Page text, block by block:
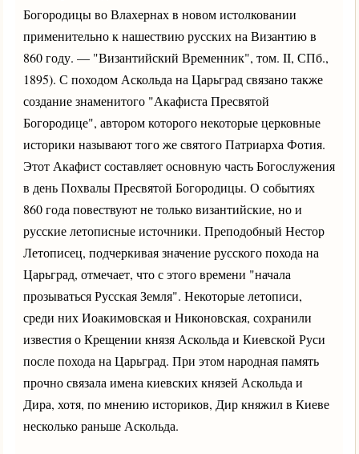
Богородицы во Влахернах в новом истолковании
применительно к нашествию русских на Византию в
860 году. — "Византийский Временник", том. II, СПб.,
1895). С походом Аскольда на Царьград связано также
создание знаменитого "Акафиста Пресвятой
Богородице", автором которого некоторые церковные
историки называют того же святого Патриарха Фотия.
Этот Акафист составляет основную часть Богослужения
в день Похвалы Пресвятой Богородицы. О событиях
860 года повествуют не только византийские, но и
русские летописные источники. Преподобный Нестор
Летописец, подчеркивая значение русского похода на
Царьград, отмечает, что с этого времени "начала
прозываться Русская Земля". Некоторые летописи,
среди них Иоакимовская и Никоновская, сохранили
известия о Крещении князя Аскольда и Киевской Руси
после похода на Царьград. При этом народная память
прочно связала имена киевских князей Аскольда и
Дира, хотя, по мнению историков, Дир княжил в Киеве
несколько раньше Аскольда.